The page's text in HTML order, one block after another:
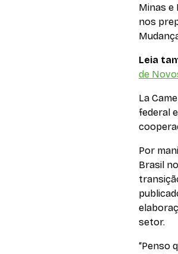
Minas e
nos
Leia
de
La
federal
Por
Brasil
setor.
“Penso